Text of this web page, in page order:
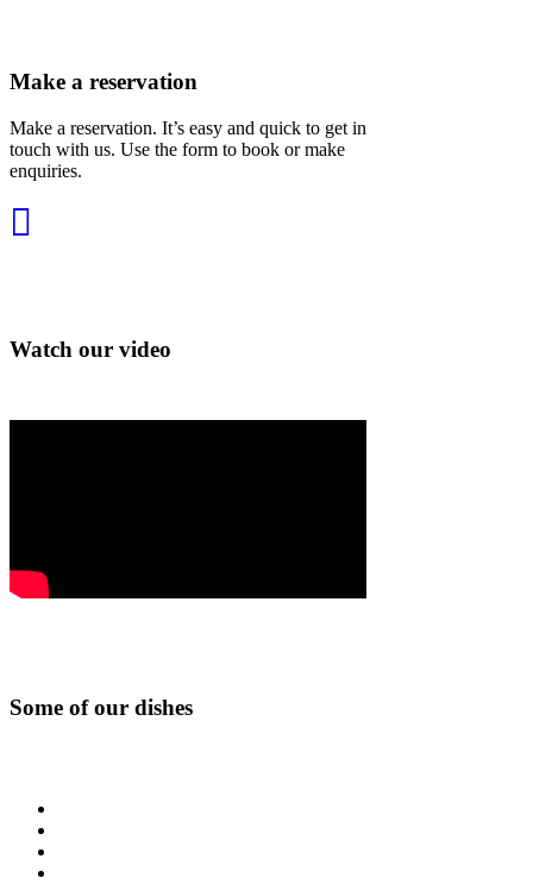
Make a reservation
Make a reservation. It’s easy and quick to get in
touch with us. Use the form to book or make
enquiries.
Watch our video
Some of our dishes